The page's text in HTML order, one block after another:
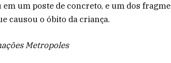
um poste de concreto, e um dos
causou o óbito da criança.
Metropoles